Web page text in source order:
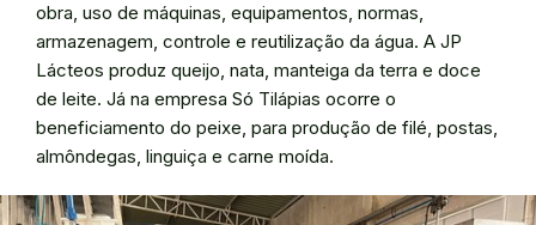
obra, uso de máquinas, equipamentos, normas,
armazenagem, controle e reutilização da água. A JP
Lácteos produz queijo, nata, manteiga da terra e doce
de leite. Já na empresa Só Tilápias ocorre o
beneficiamento do peixe, para produção de filé, postas,
almôndegas, linguiça e carne moída.